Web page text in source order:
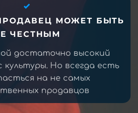
МОЖЕТ БЫТЬ
ЧЕСТНЫМ
достаточно высокий
культуры. Но всегда есть
на не самых
продавцов